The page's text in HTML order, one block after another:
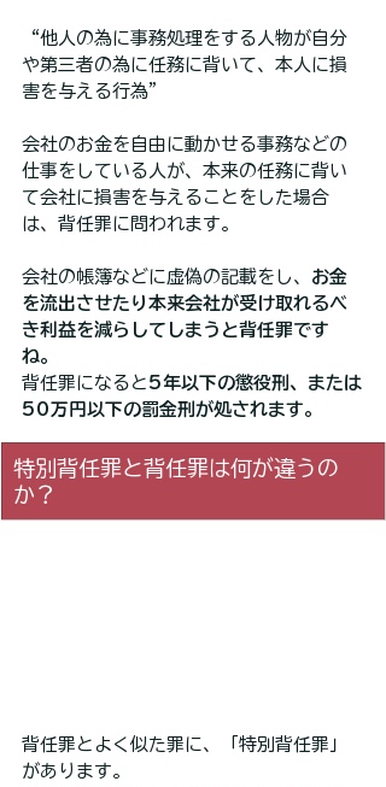
“他人の為に事務処理をする人物が自分
や第三者の為に任務に背いて、本人に損
害を与える行為”
会社のお金を自由に動かせる事務などの
仕事をしている人が、本来の任務に背い
て会社に損害を与えることをした場合
は、背任罪に問われます。
会社の帳簿などに虚偽の記載をし、 お金
を流出させたり本来会社が受け取れるべ
き利益を減らしてしまうと背任罪です
ね。
背任罪になると 5年以下の懲役刑、または
50万円以下の罰金刑が処されます。
特別背任罪と背任罪は何が違うの
か？
背任罪とよく似た罪に、「特別背任罪」
があります。